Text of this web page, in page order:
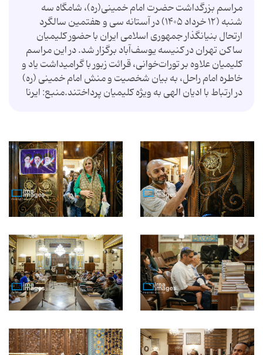
مراسم بزرگداشت حضرت امام خمینی(ره)، شامگاه سه
شنبه (۱۲ خرداد ۱۴۰۵) در آستانه سی و هفتمین سالگرد
ارتحال بنیانگذار جمهوری اسلامی ایران با حضور کلیمیان
ساکن تهران در کنیسه یوسف‌آباد برگزار شد. در این مراسم
کلیمیان علاوه بر تورات‌خوانی، قرائت زبور با گرامیداشت یاد و
خاطره امام راحل، به بیان شخصیت و منش امام خمینی (ره)
در ارتباط با ادیان الهی به ویژه کلیمیان پرداختند.منبع: ایرنا